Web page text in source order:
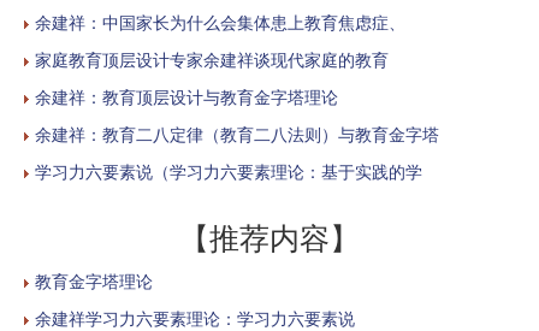
余建祥：中国家长为什么会集体患上教育焦虑症、
家庭教育顶层设计专家余建祥谈现代家庭的教育
余建祥：教育顶层设计与教育金字塔理论
余建祥：教育二八定律（教育二八法则）与教育金字塔
学习力六要素说（学习力六要素理论：基于实践的学
【推荐内容】
教育金字塔理论
余建祥学习力六要素理论：学习力六要素说